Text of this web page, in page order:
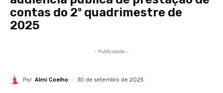
contas do 2º quadrimestre de
2025
- Publicidade -
Por Almi Coelho 30 de setembro de 2025